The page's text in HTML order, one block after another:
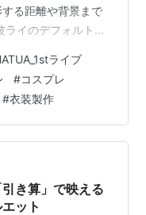
る距離や背景まで
イのデフォルト衣
でも存在感を出し
ーツの情報量が多
いと、衣装の輪郭
今回はコスプレ撮影
すためのポイント
る「明る…
ライブ
#コスプレ
#衣装製作
き算」で映える
ット